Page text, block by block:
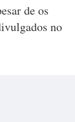
de os
no